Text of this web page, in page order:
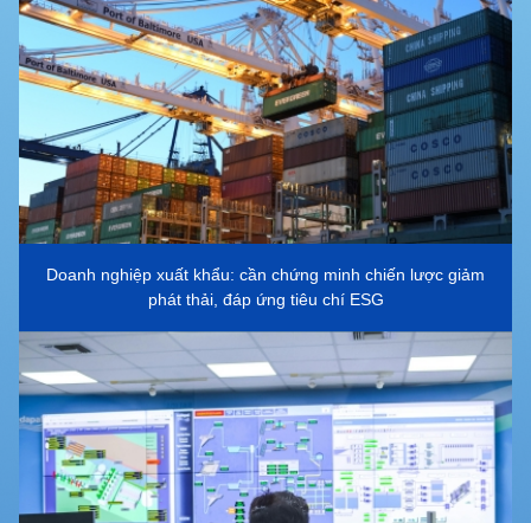
Doanh nghiệp xuất khẩu: cần chứng minh chiến lược giảm
phát thải, đáp ứng tiêu chí ESG